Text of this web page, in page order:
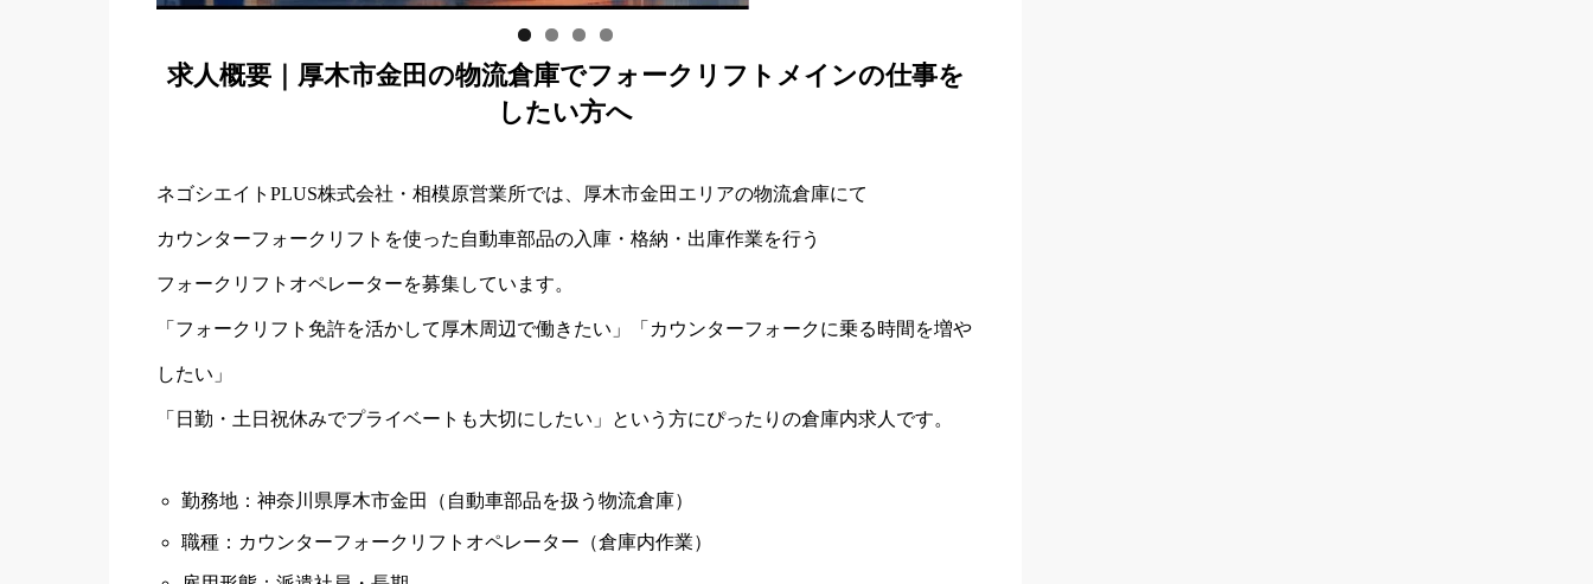
求人概要｜厚木市金田の物流倉庫でフォークリフトメインの仕事を
したい方へ
ネゴシエイトPLUS株式会社・相模原営業所では、厚木市金田エリアの物流倉庫にて
カウンターフォークリフトを使った自動車部品の入庫・格納・出庫作業を行う
フォークリフトオペレーターを募集しています。
「フォークリフト免許を活かして厚木周辺で働きたい」「カウンターフォークに乗る時間を増や
したい」
「日勤・土日祝休みでプライベートも大切にしたい」という方にぴったりの倉庫内求人です。
勤務地：神奈川県厚木市金田（自動車部品を扱う物流倉庫）
職種：カウンターフォークリフトオペレーター（倉庫内作業）